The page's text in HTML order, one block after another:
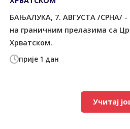
прије 1 дан
БАЊАЛУКА, 7. АВГУСТА /СРНА/ -
на граничним прелазима са
Хрватском.
Учитај